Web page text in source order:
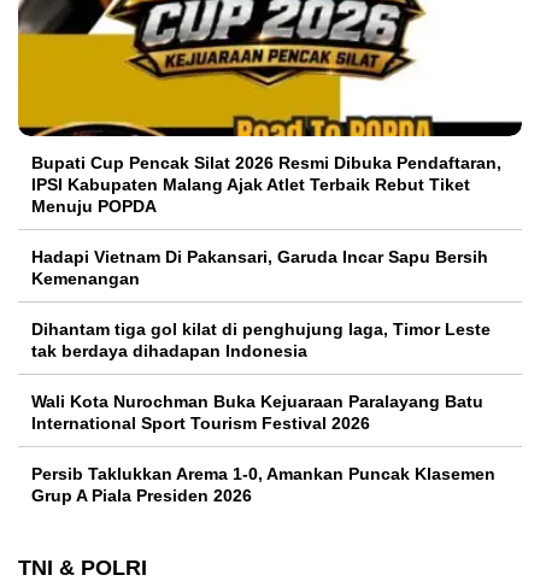
Bupati Cup Pencak Silat 2026 Resmi Dibuka Pendaftaran,
IPSI Kabupaten Malang Ajak Atlet Terbaik Rebut Tiket
Menuju POPDA
Hadapi Vietnam Di Pakansari, Garuda Incar Sapu Bersih
Kemenangan
Dihantam tiga gol kilat di penghujung laga, Timor Leste
tak berdaya dihadapan Indonesia
Wali Kota Nurochman Buka Kejuaraan Paralayang Batu
International Sport Tourism Festival 2026
Persib Taklukkan Arema 1-0, Amankan Puncak Klasemen
Grup A Piala Presiden 2026
TNI & POLRI